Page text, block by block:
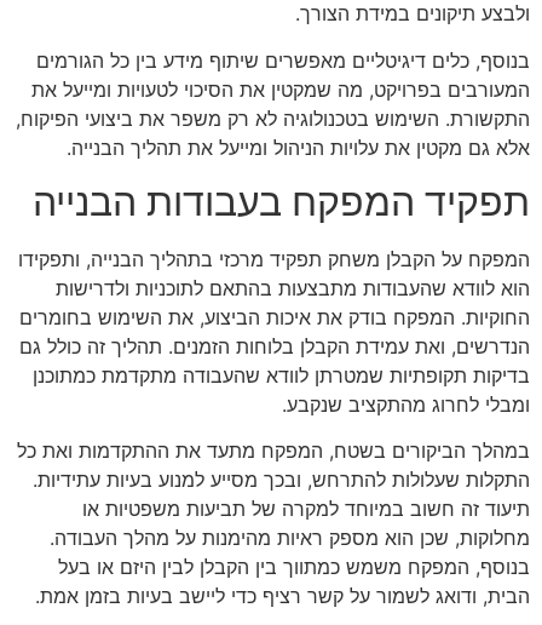
ולבצע תיקונים במידת הצורך.
בנוסף, כלים דיגיטליים מאפשרים שיתוף מידע בין כל הגורמים
המעורבים בפרויקט, מה שמקטין את הסיכוי לטעויות ומייעל את
התקשורת. השימוש בטכנולוגיה לא רק משפר את ביצועי הפיקוח,
אלא גם מקטין את עלויות הניהול ומייעל את תהליך הבנייה.
תפקיד המפקח בעבודות הבנייה
המפקח על הקבלן משחק תפקיד מרכזי בתהליך הבנייה, ותפקידו
הוא לוודא שהעבודות מתבצעות בהתאם לתוכניות ולדרישות
החוקיות. המפקח בודק את איכות הביצוע, את השימוש בחומרים
הנדרשים, ואת עמידת הקבלן בלוחות הזמנים. תהליך זה כולל גם
בדיקות תקופתיות שמטרתן לוודא שהעבודה מתקדמת כמתוכנן
ומבלי לחרוג מהתקציב שנקבע.
במהלך הביקורים בשטח, המפקח מתעד את ההתקדמות ואת כל
התקלות שעלולות להתרחש, ובכך מסייע למנוע בעיות עתידיות.
תיעוד זה חשוב במיוחד למקרה של תביעות משפטיות או
מחלוקות, שכן הוא מספק ראיות מהימנות על מהלך העבודה.
בנוסף, המפקח משמש כמתווך בין הקבלן לבין היזם או בעל
הבית, ודואג לשמור על קשר רציף כדי ליישב בעיות בזמן אמת.